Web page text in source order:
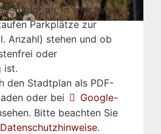
gibt an, in welchen
Parkplätze zur
Anzahl) stehen und ob
oder
ist.
den Stadtplan als PDF-
oder bei
Google-
Bitte beachten Sie
Datenschutzhinweise.